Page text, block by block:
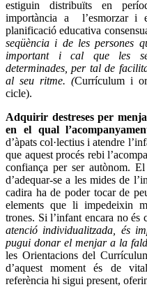
estiguin distribuïts en
importància a l’esmorzar i
planificació educativa
seqüència i de les persones
important i cal que les
determinades, per tal de
al seu ritme. (Currículum i
cicle).
Adquirir destreses per
en el qual
d’àpats col·lectius i atendre
que aquest procés rebi
confiança per ser autònom.
d’adequar-se a les mides de
cadira ha de poder tocar de
elements que li impedeixin
trones. Si l’infant encara no és
atenció individualitzada, és
pugui donar el menjar a la
les Orientacions del
d’aquest moment és de
referència hi sigui present,